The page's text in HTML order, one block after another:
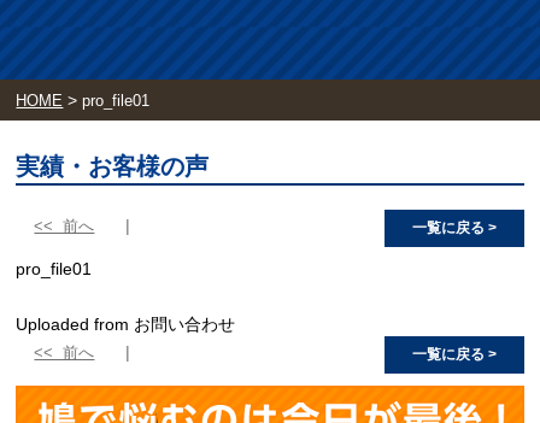
HOME >pro_file01
実績・お客様の声
<< 前へ 一覧に戻る >
pro_file01
Uploaded from お問い合わせ
<< 前へ 一覧に戻る >